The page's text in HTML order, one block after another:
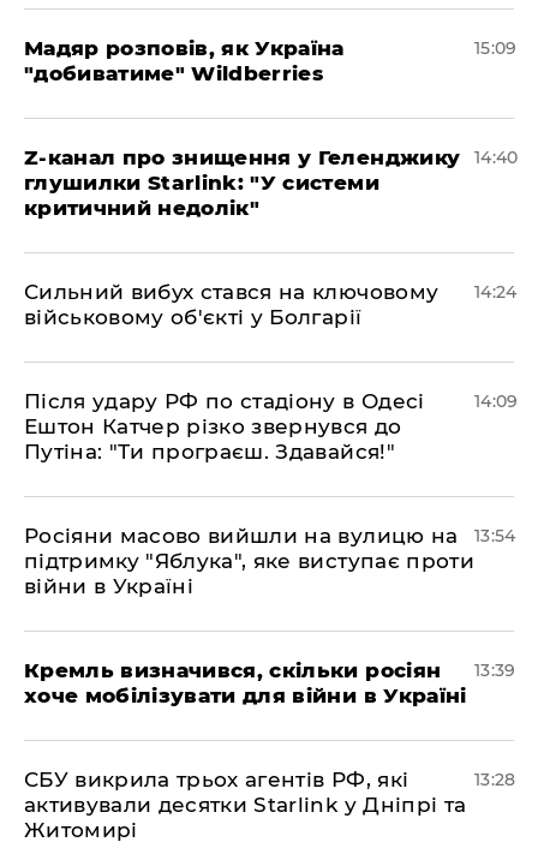
Мадяр розповів, як Україна
"добиватиме" Wildberries
15:09
Z-канал про знищення у Геленджику
глушилки Starlink: "У системи
критичний недолік"
14:40
Сильний вибух стався на ключовому
військовому об'єкті у Болгарії
14:24
Після удару РФ по стадіону в Одесі
Ештон Катчер різко звернувся до
Путіна: "Ти програєш. Здавайся!"
14:09
Росіяни масово вийшли на вулицю на
підтримку "Яблука", яке виступає проти
війни в Україні
13:54
Кремль визначився, скільки росіян
хоче мобілізувати для війни в Україні
13:39
СБУ викрила трьох агентів РФ, які
активували десятки Starlink у Дніпрі та
Житомирі
13:28